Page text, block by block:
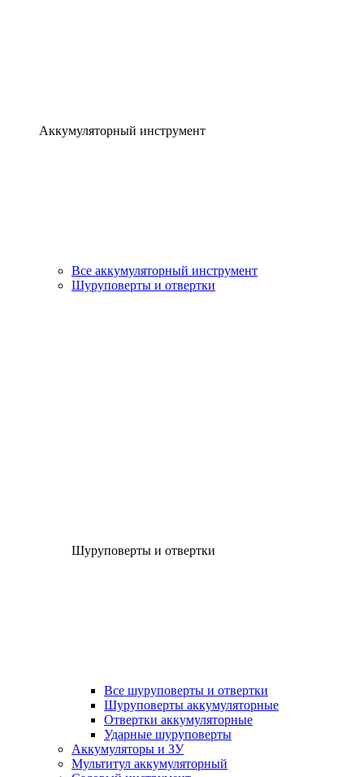
Аккумуляторный инструмент
Все аккумуляторный инструмент
Шуруповерты и отвертки
Шуруповерты и отвертки
Все шуруповерты и отвертки
Шуруповерты аккумуляторные
Отвертки аккумуляторные
Ударные шуруповерты
Аккумуляторы и ЗУ
Мультитул аккумуляторный